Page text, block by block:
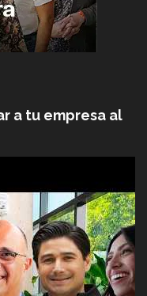
a tu empresa al